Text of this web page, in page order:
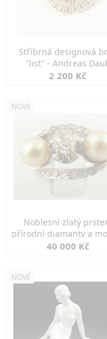
Stříbrná designová
"list" - Andreas
2 200 Kč
NOVÉ
Noblesní zlatý
přírodní diamanty a
perly
40 000 Kč
NOVÉ